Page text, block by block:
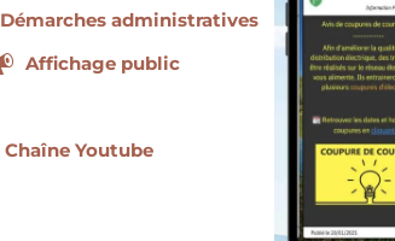
Démarches administratives
Affichage public
Chaîne Youtube